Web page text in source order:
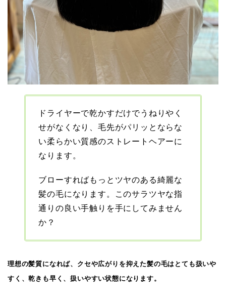
ドライヤーで乾かすだけでうねりやく
せがなくなり、毛先がパリッとならな
い柔らかい質感のストレートヘアーに
なります。
ブローすればもっとツヤのある綺麗な
髪の毛になります。このサラツヤな指
通りの良い手触りを手にしてみません
か？
理想の髪質になれば、クセや広がりを抑えた髪の毛はとても扱いや
すく、乾きも早く、扱いやすい状態になります。